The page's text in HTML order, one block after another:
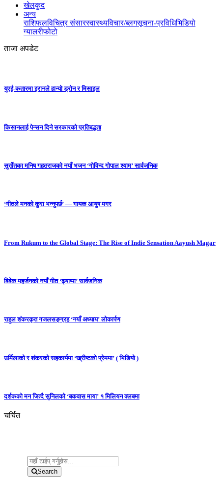
खेलकुद
अन्य
राशिफलविचित्र संसारस्वास्थ्यविचार/ब्लगसूचना-प्रविधिभिडियो
ग्यालरीफोटो
ताजा अपडेट
युएई-कतारमा इरानले हान्यो ड्रोन र मिसाइल
किसानलाई पेन्सन दिने सरकारको प्रतिबद्धता
सुर्खेतका मनिष गहतराजको नयाँ भजन ‘गोविन्द गोपाल श्याम’ सार्वजनिक
‘गीतले मनको कुरा भन्नुपर्छ’ — गायक आयुष मगर
From Rukum to the Global Stage: The Rise of Indie Sensation Aayush Magar
बिबेक महर्जनको नयाँ गीत ‘ढ्याप्पा’ सार्वजनिक
राहुल शंकरकृत गजलसङ्ग्रह ‘नयाँ अध्याय’ लोकार्पण
उर्मिलाको र शंकरको सहकार्यमा ‘ख्रीष्टको प्रेममा’ ( भिडियो )
दर्शकको मन जित्दै सुनिलको ‘बकवास माया’ १ मिलियन क्लबमा
चर्चित
Search